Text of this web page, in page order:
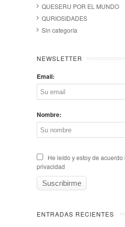
QUESERU POR EL MUNDO
QURIOSIDADES
Sin categoría
NEWSLETTER
Email:
Nombre:
He leído y estoy de
privacidad
ENTRADAS RECIENTES